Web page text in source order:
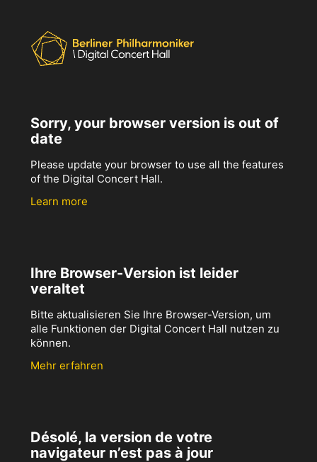
Sorry, your browser version is out of
date
Please update your browser to use all the features
of the Digital Concert Hall.
Learn more
Ihre Browser-Version ist leider
veraltet
Bitte aktualisieren Sie Ihre Browser-Version, um
alle Funktionen der Digital Concert Hall nutzen zu
können.
Mehr erfahren
Désolé, la version de votre
navigateur n’est pas à jour